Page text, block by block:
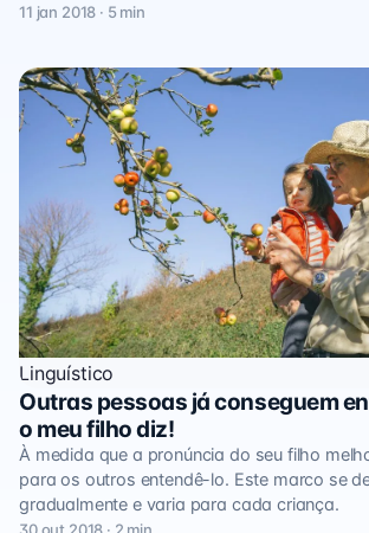
11 jan 2018 · 5 min
Linguístico
Outras pessoas já conseguem
o meu filho diz!
À medida que a pronúncia do seu filho
para os outros entendê-lo. Este marco se
gradualmente e varia para cada criança.
30 out 2018 · 2 min